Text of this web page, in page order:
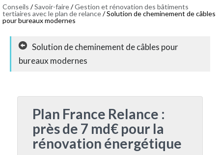
Conseils /Savoir-faire/Gestion et rénovation des bâtiments
tertiaires avec le plan de relance/ Solution de cheminement de câbles
pour bureaux modernes
Solution de cheminement de câbles pour
bureaux modernes
Plan France Relance :
près de 7 md€ pour la
rénovation énergétique